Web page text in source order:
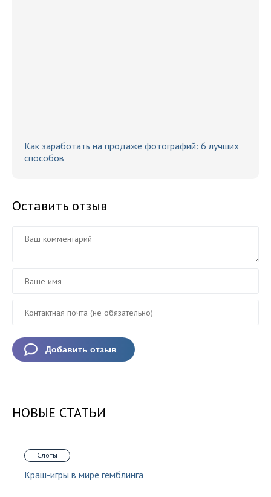
Как заработать на продаже фотографий: 6 лучших
способов
Оставить отзыв
НОВЫЕ СТАТЬИ
Слоты
Краш-игры в мире гемблинга